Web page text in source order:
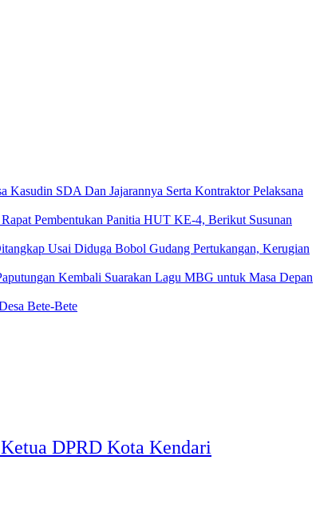
Kasudin SDA Dan Jajarannya Serta Kontraktor Pelaksana
Pembentukan Panitia HUT KE-4, Berikut Susunan
Usai Diduga Bobol Gudang Pertukangan, Kerugian
Kembali Suarakan Lagu MBG untuk Masa Depan
Bete-Bete
DPRD Kota Kendari